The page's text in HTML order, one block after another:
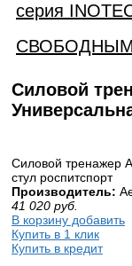
серия
Силовой
Силовой тренажер
стул роспитспорт
Производитель:
41 020 руб.
В корзину добавить
Купить в 1 клик
Купить в кредит